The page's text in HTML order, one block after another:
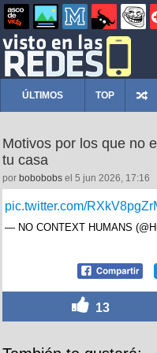
ÚLTIMOS TOP
Motivos por los que no
tu casa
por bobobobs el 5 jun 2026, 17:16
pic.twitter.com/
— NO CONTEXT HUMANS
13